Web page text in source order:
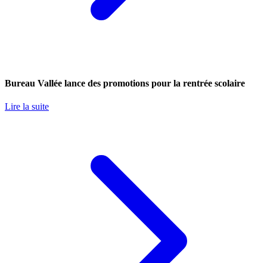
Bureau Vallée lance des promotions pour la rentrée scolaire
Lire la suite